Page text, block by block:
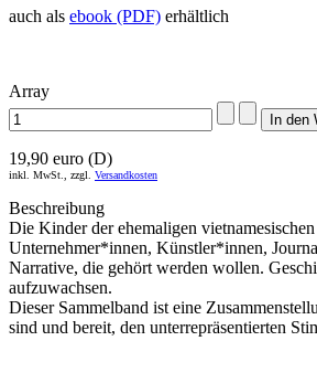
auch als ebook (PDF) erhältlich
Array
19,90 euro (D)
inkl. MwSt., zzgl. Versandkosten
Beschreibung
Die Kinder der ehemaligen
Unternehmer*innen, Künstler*innen,
Narrative, die gehört werden wollen.
aufzuwachsen.
Dieser Sammelband ist eine
sind und bereit, den unterrepräsentierten